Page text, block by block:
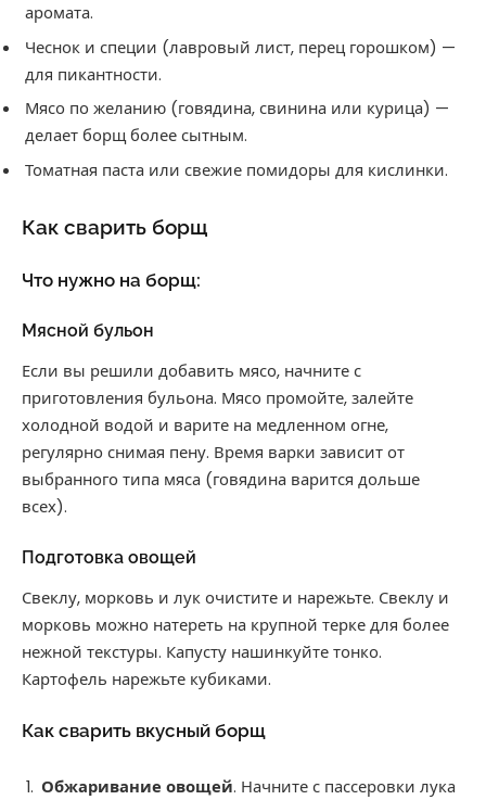
аромата.
Чеснок и специи (лавровый лист, перец горошком) —
для пикантности.
Мясо по желанию (говядина, свинина или курица) —
делает борщ более сытным.
Томатная паста или свежие помидоры для кислинки.
Как сварить борщ
Что нужно на борщ:
Мясной бульон
Если вы решили добавить мясо, начните с
приготовления бульона. Мясо промойте, залейте
холодной водой и варите на медленном огне,
регулярно снимая пену. Время варки зависит от
выбранного типа мяса (говядина варится дольше
всех).
Подготовка овощей
Свеклу, морковь и лук очистите и нарежьте. Свеклу и
морковь можно натереть на крупной терке для более
нежной текстуры. Капусту нашинкуйте тонко.
Картофель нарежьте кубиками.
Как сварить вкусный борщ
Обжаривание овощей. Начните с пассеровки лука